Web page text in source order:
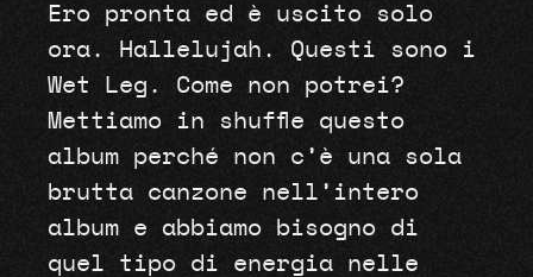
Ero pronta ed è uscito solo
ora. Hallelujah. Questi sono i
Wet Leg. Come non potrei?
Mettiamo in shuffle questo
album perché non c’è una sola
brutta canzone nell’intero
album e abbiamo bisogno di
quel tipo di energia nelle